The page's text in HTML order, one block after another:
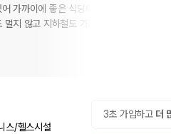
.
가까이에 좋은 식당이 있고 피트니스 설비
지 않고 지하철도 가까운 편
3초 가입하고 더
스/헬스시설